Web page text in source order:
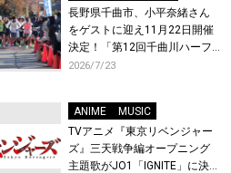
長野県千曲市、小平奈緒さん
をゲストに迎え11月22日開催
決定！「第12回千曲川ハーフ
マラソン」エントリー受付開
2026/7/23
ANIME
MUSIC
TVアニメ『東京リベンジャー
ズ』三天戦争編オープニング
主題歌がJO1「IGNITE」に決